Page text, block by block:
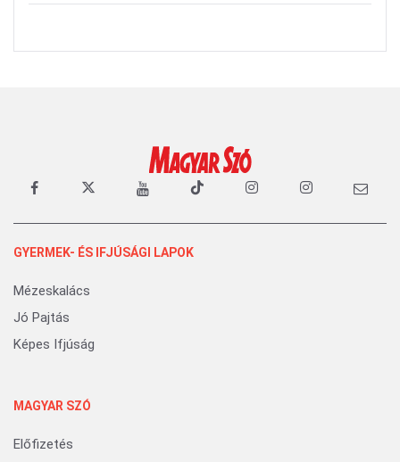
GYERMEK- ÉS IFJÚSÁGI LAPOK
Mézeskalács
Jó Pajtás
Képes Ifjúság
MAGYAR SZÓ
Előfizetés